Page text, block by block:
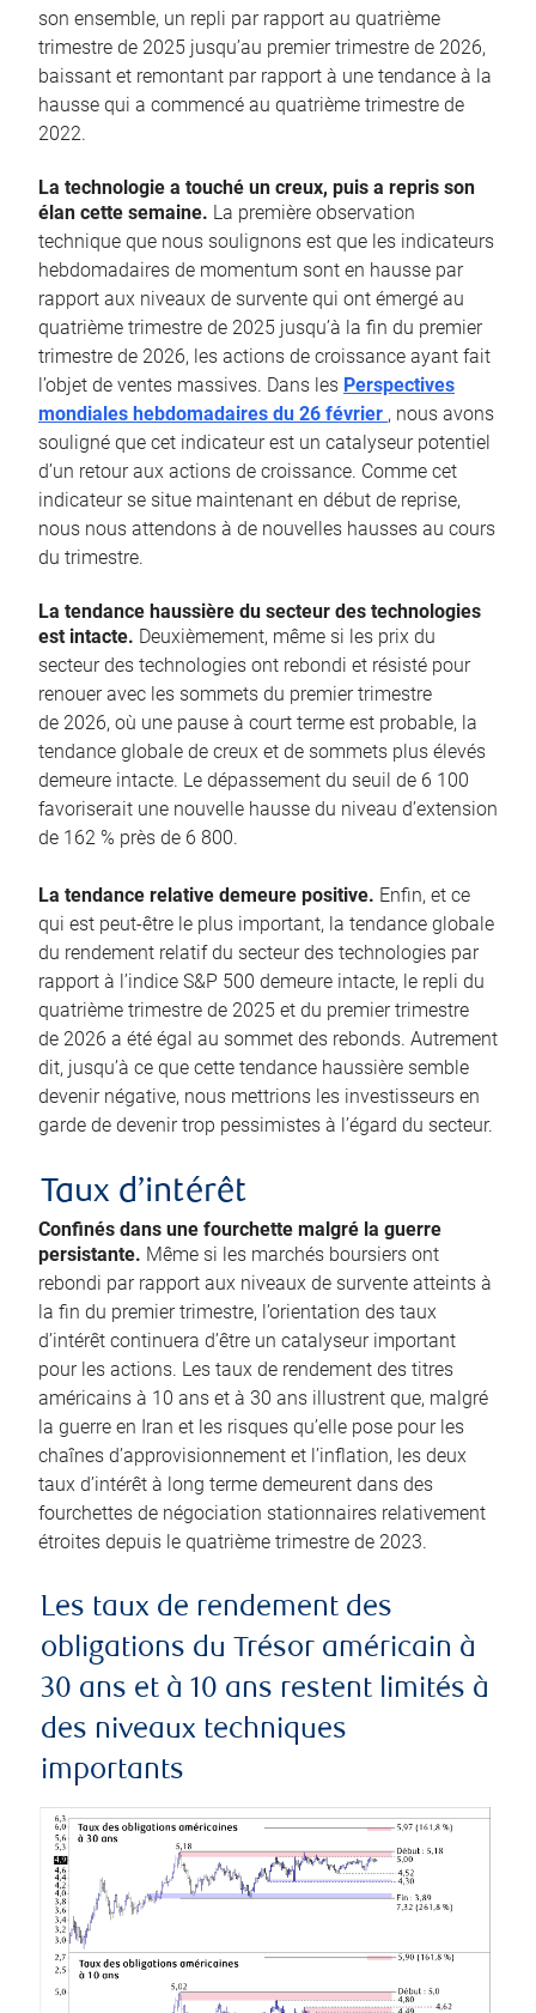
son ensemble, un repli par rapport au quatrième
trimestre de 2025 jusqu’au premier trimestre de 2026,
baissant et remontant par rapport à une tendance à la
hausse qui a commencé au quatrième trimestre de
2022.
La technologie a touché un creux, puis a repris son
élan cette semaine. La première observation
technique que nous soulignons est que les indicateurs
hebdomadaires de momentum sont en hausse par
rapport aux niveaux de survente qui ont émergé au
quatrième trimestre de 2025 jusqu’à la fin du premier
trimestre de 2026, les actions de croissance ayant fait
l’objet de ventes massives. Dans les Perspectives
mondiales hebdomadaires du 26 février , nous avons
souligné que cet indicateur est un catalyseur potentiel
d’un retour aux actions de croissance. Comme cet
indicateur se situe maintenant en début de reprise,
nous nous attendons à de nouvelles hausses au cours
du trimestre.
La tendance haussière du secteur des technologies
est intacte. Deuxièmement, même si les prix du
secteur des technologies ont rebondi et résisté pour
renouer avec les sommets du premier trimestre
de 2026, où une pause à court terme est probable, la
tendance globale de creux et de sommets plus élevés
demeure intacte. Le dépassement du seuil de 6 100
favoriserait une nouvelle hausse du niveau d’extension
de 162 % près de 6 800.
La tendance relative demeure positive. Enfin, et ce
qui est peut-être le plus important, la tendance globale
du rendement relatif du secteur des technologies par
rapport à l’indice S&P 500 demeure intacte, le repli du
quatrième trimestre de 2025 et du premier trimestre
de 2026 a été égal au sommet des rebonds. Autrement
dit, jusqu’à ce que cette tendance haussière semble
devenir négative, nous mettrions les investisseurs en
garde de devenir trop pessimistes à l’égard du secteur.
Taux d’intérêt
Confinés dans une fourchette malgré la guerre
persistante. Même si les marchés boursiers ont
rebondi par rapport aux niveaux de survente atteints à
la fin du premier trimestre, l’orientation des taux
d’intérêt continuera d’être un catalyseur important
pour les actions. Les taux de rendement des titres
américains à 10 ans et à 30 ans illustrent que, malgré
la guerre en Iran et les risques qu’elle pose pour les
chaînes d’approvisionnement et l’inflation, les deux
taux d’intérêt à long terme demeurent dans des
fourchettes de négociation stationnaires relativement
étroites depuis le quatrième trimestre de 2023.
Les taux de rendement des
obligations du Trésor américain à
30 ans et à 10 ans restent limités à
des niveaux techniques
importants